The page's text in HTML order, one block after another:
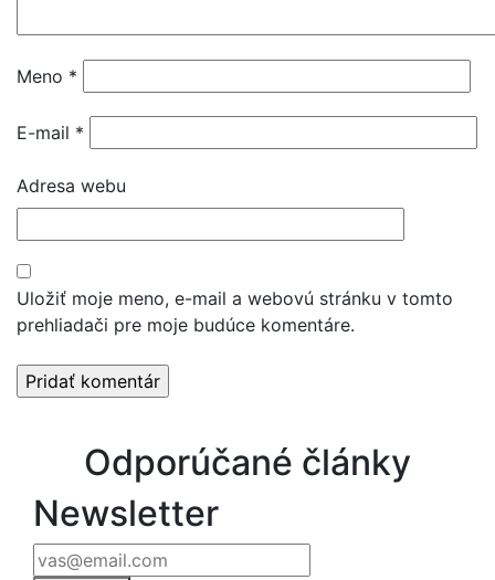
Meno *
E-mail *
Adresa webu
Uložiť moje meno, e-mail a webovú stránku v tomto
prehliadači pre moje budúce komentáre.
Odporúčané články
Newsletter